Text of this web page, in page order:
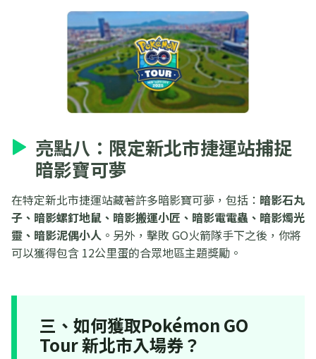
亮點八：限定新北市捷運站捕捉
暗影寶可夢
在特定新北市捷運站藏著許多暗影寶可夢，包括： 暗影石丸
子、暗影螺釘地鼠、暗影搬運小匠、暗影電電蟲、暗影燭光
靈、暗影泥偶小人 。另外，擊敗 GO火箭隊手下之後，你將
可以獲得包含 12公里蛋的合眾地區主題獎勵。
三、如何獲取Pokémon GO
Tour 新北市入場券？